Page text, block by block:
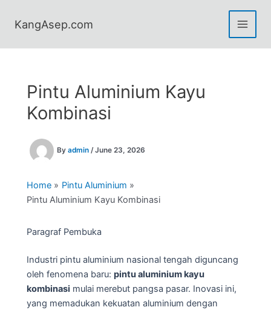
KangAsep.com
Pintu Aluminium Kayu
Kombinasi
By admin /June 23, 2026
Home
Pintu Aluminium
Pintu Aluminium Kayu Kombinasi
Paragraf Pembuka
Industri pintu aluminium nasional tengah diguncang
oleh fenomena baru: pintu aluminium kayu
kombinasi mulai merebut pangsa pasar. Inovasi ini,
yang memadukan kekuatan aluminium dengan